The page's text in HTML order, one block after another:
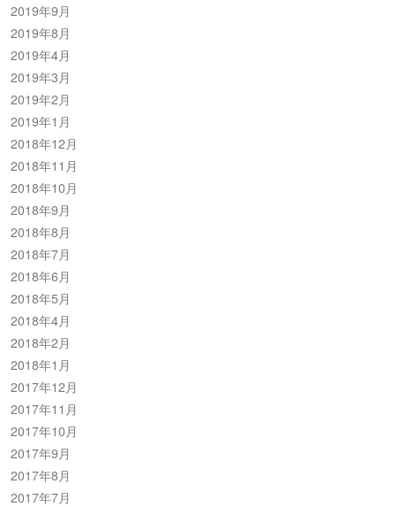
2019年9月
2019年8月
2019年4月
2019年3月
2019年2月
2019年1月
2018年12月
2018年11月
2018年10月
2018年9月
2018年8月
2018年7月
2018年6月
2018年5月
2018年4月
2018年2月
2018年1月
2017年12月
2017年11月
2017年10月
2017年9月
2017年8月
2017年7月